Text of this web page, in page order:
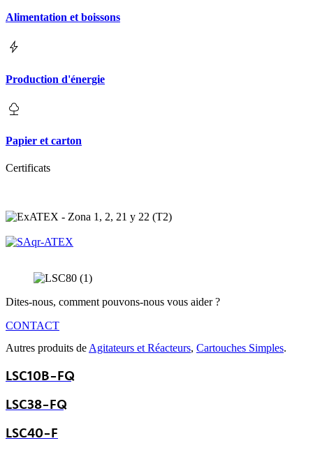
Alimentation et boissons
Production d'énergie
Papier et carton
Certificats
Dites-nous, comment pouvons-nous vous aider ?
CONTACT
Autres produits de Agitateurs et Réacteurs, Cartouches Simples.
LSC10B-FQ
LSC38-FQ
LSC40-F